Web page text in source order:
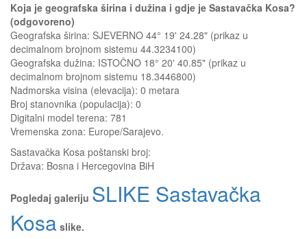
Koja je geografska širina i dužina i gdje je Sastavačka Kosa?
(odgovoreno)
Geografska širina: SJEVERNO 44° 19' 24.28" (prikaz u
decimalnom brojnom sistemu 44.3234100)
Geografska dužina: ISTOČNO 18° 20' 40.85" (prikaz u
decimalnom brojnom sistemu 18.3446800)
Nadmorska visina (elevacija): 0 metara
Broj stanovnika (populacija): 0
Digitalni model terena: 781
Vremenska zona: Europe/Sarajevo.
Sastavačka Kosa poštanski broj:
Država: Bosna i Hercegovina BiH
Pogledaj galeriju SLIKE Sastavačka
Kosa slike.